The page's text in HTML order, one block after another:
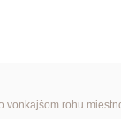
vonkajšom rohu